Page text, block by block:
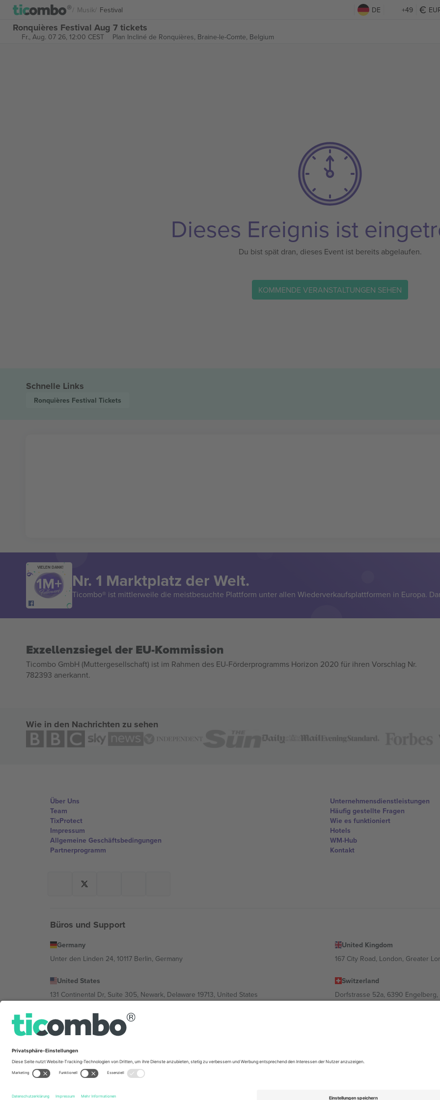
Musik Festival DE +49
Ronquières Festival Aug 7 tickets
Fr., Aug. 07 26, 12:00 CEST Plan Incliné de Ronquières, Braine-le-Comte, Belgium
Dieses Ereignis ist
Du bist spät dran, dieses Event ist bereits abgelaufen.
KOMMENDE VERANSTALTUNGEN SEHEN
Schnelle Links
Ronquières Festival Tickets
VIELEN DANK!
Nr. 1 Marktplatz der Welt.
Ticombo® ist mittlerweile die meistbesuchte Plattform unter allen Wiederverkaufsplattformen in Europa.
Exzellenzsiegel der EU-Kommission
Ticombo GmbH (Muttergesellschaft) ist im Rahmen des EU-Förderprogramms Horizon 2020 für ihren Vorschlag Nr.
782393 anerkannt.
Wie in den Nachrichten zu sehen
Über Uns
Team
TixProtect
Impressum
Allgemeine Geschäftsbedingungen
Partnerprogramm
Unternehmensdienstleistungen
Häufig gestellte Fragen
Wie es funktioniert
Hotels
WM-Hub
Kontakt
Büros und Support
Germany
Unter den Linden 24, 10117 Berlin, Germany
United Kingdom
167 City Road, London, Greater
United States
131 Continental Dr, Suite 305, Newark, Delaware 19713, United States
Switzerland
Dorfstrasse 52a, 6390 Engelberg,
Bulgaria
Regus Sofia City West, bul Totleben 53-55, 1606 Sofia, Bulgaria
Mexico
Av Chapultepec 360, Roma Norte, Cuauhtémoc, 06700 Ciudad de México, CDMX, Mexico
im Impressum und in den Allgemeinen Geschäftsbedingungen.,
© 2026 Ticombo. Alle Rechte vorbehalten.